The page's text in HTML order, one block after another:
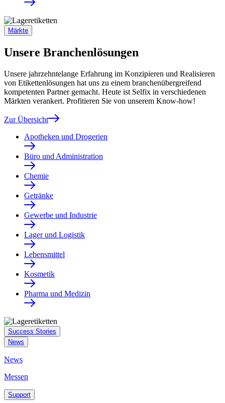
Märkte
Unsere Branchenlösungen
Unsere jahrzehntelange Erfahrung im Konzipieren und Realisieren
von Etikettenlösungen hat uns zu einem branchenübergreifend
kompetenten Partner gemacht. Heute ist Selfix in verschiedenen
Märkten verankert. Profitieren Sie von unserem Know-how!
Zur Übersicht
Apotheken und Drogerien
Büro und Administration
Chemie
Getränke
Gewerbe und Industrie
Lager und Logistik
Lebensmittel
Kosmetik
Pharma und Medizin
Success Stories
News
News
Messen
Support